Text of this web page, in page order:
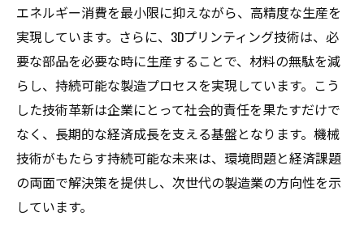
持続可能な発展を可能にする技術進化
エコフレンドリーな製造の未来展望
データ分析で変わる工作機械の役割と挑戦
データドリブンな製造プロセスの構築
データ分析技術の活用事例
データ主導の意思決定がもたらす効果
データ分析が推進する生産性向上
データ活用が生む新たなビジネスインサイ
エネルギー消費を最小限に抑えながら、高精度な生産を
実現しています。さらに、3Dプリンティング技術は、必
要な部品を必要な時に生産することで、材料の無駄を減
らし、持続可能な製造プロセスを実現しています。こう
した技術革新は企業にとって社会的責任を果たすだけで
なく、長期的な経済成長を支える基盤となります。機械
技術がもたらす持続可能な未来は、環境問題と経済課題
の両面で解決策を提供し、次世代の製造業の方向性を示
しています。